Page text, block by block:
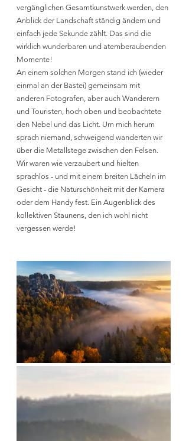
vergänglichen Gesamtkunstwerk werden, den
Anblick der Landschaft ständig ändern und
einfach jede Sekunde zählt. Das sind die
wirklich wunderbaren und atemberaubenden
Momente!
An einem solchen Morgen stand ich (wieder
einmal an der Bastei) gemeinsam mit
anderen Fotografen, aber auch Wanderern
und Touristen, hoch oben und beobachtete
den Nebel und das Licht. Um mich herum
sprach niemand, schweigend wanderten wir
über die Metallstege zwischen den Felsen.
Wir waren wie verzaubert und hielten
sprachlos - und mit einem breiten Lächeln im
Gesicht - die Naturschönheit mit der Kamera
oder dem Handy fest. Ein Augenblick des
kollektiven Staunens, den ich wohl nicht
vergessen werde!